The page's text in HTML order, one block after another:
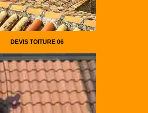
DEVIS TOITURE 06